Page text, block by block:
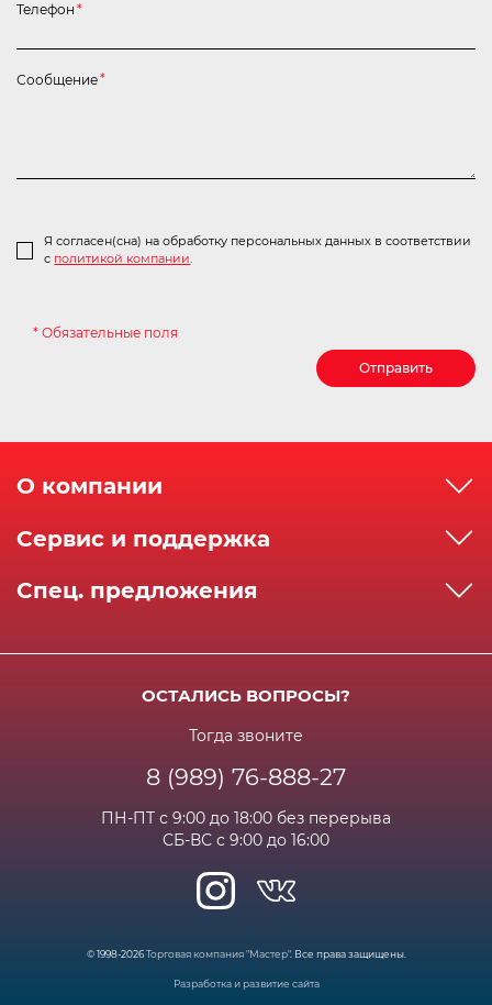
Я согласен(сна) на обработку персональных данных в соответствии
с политикой компании.
Телефон *
Сообщение*
* Обязательные поля
Отправить
О компании
Сервисный центр
Сервис и поддержка
Доставка
Возрат и гарантия
Спец. предложения
Часто задаваемые вопросы
ОСТАЛИСЬ ВОПРОСЫ?
Тогда звоните
8 (989) 76-888-27
ПН-ПТ с 9:00 до 18:00 без перерыва
СБ-ВС с 9:00 до 16:00
© 1998-2026Торговая компания "Мастер". Все права защищены.
Разработка и развитие сайта